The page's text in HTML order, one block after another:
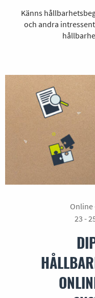
Känns
och andra
23 -